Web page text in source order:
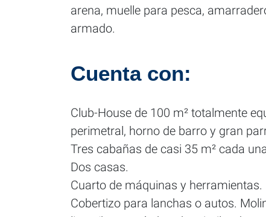
arena, muelle para pesca,
armado.
Cuenta con:
Club-House de 100 m² totalmente
perimetral, horno de barro y gran
Tres cabañas de casi 35 m² cada
Dos casas.
Cuarto de máquinas y herramientas.
Cobertizo para lanchas o autos.